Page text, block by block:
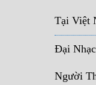
Tại Việt
Đại
Người